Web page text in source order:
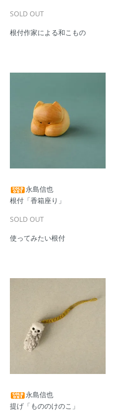
SOLD OUT
根付作家による和こもの
永島信也
根付「香箱座り」
SOLD OUT
使ってみたい根付
永島信也
提げ「もののけのこ」